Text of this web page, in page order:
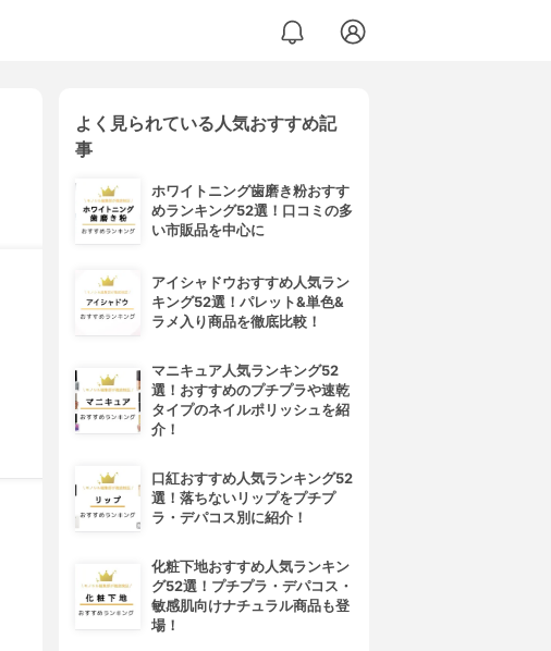
よく見られている人気おすすめ記
事
ホワイトニング歯磨き粉おすす
めランキング52選！口コミの多
い市販品を中心に
アイシャドウおすすめ人気ラン
キング52選！パレット&単色&
ラメ入り商品を徹底比較！
マニキュア人気ランキング52
選！おすすめのプチプラや速乾
タイプのネイルポリッシュを紹
介！
口紅おすすめ人気ランキング52
選！落ちないリップをプチプ
ラ・デパコス別に紹介！
化粧下地おすすめ人気ランキン
グ52選！プチプラ・デパコス・
敏感肌向けナチュラル商品も登
場！